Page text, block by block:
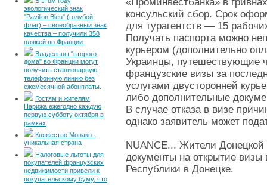
экологический знак
"Pavillon Bleu" (голубой
флаг) – своеобразный знак
качества – получили 358
пляжей во Франции.
Владельцы "второго
дома" во Франции могут
получить стационарную
телефонную линию без
ежемесячной абонплаты.
Гостям и жителям
Парижа ежегодно каждую
первую субботу октября в
рамках
Княжество Монако -
уникальная страна
Налоговые льготы для
покупателей французских
недвижимости привели к
покупательскому буму, что
консульский сбор. Срок
для турагентств — 15
Получать паспорта можно
курьером (дополнительно
Украинцы, путешествующие
французские визы за
услугами двусторонней
либо дополнительные
В случае отказа в визе
однако заявитель может
NUANCE... Жители Донецкой
документы на открытие визы
Республики в Донецке.